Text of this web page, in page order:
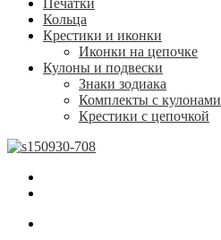
Печатки
Кольца
Крестики и иконки
Иконки на цепочке
Кулоны и подвески
Знаки зодиака
Комплекты с кулонами
Крестики с цепочкой